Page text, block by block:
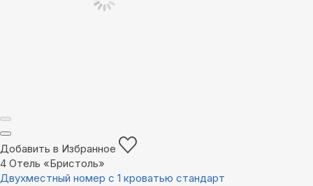
Добавить в Избранное
4 Отель «Бристоль»
Двухместный номер с 1 кроватью стандарт